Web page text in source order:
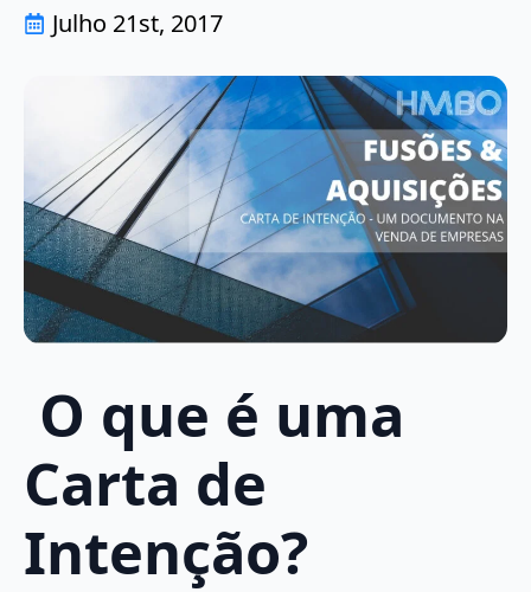
Julho 21st, 2017
O que é uma
Carta de
Intenção?